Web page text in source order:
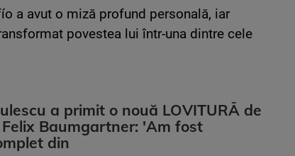
a avut o miză profund personală, iar
povestea lui într-una dintre cele
a primit o nouă LOVITURĂ de
Baumgartner: 'Am fost
din